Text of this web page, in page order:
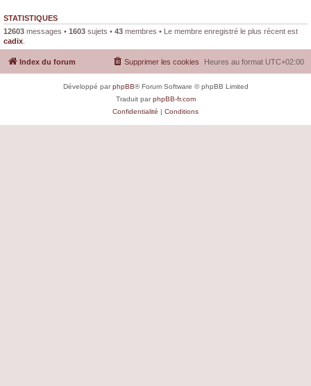
STATISTIQUES
12603 messages • 1603 sujets • 43 membres • Le membre enregistré le plus récent est
cadix
Index du forum Heures au format UTC+02:00
Supprimer les cookies
Développé parphpBB® Forum Software © phpBB Limited
Traduit parphpBB-fr.com
Confidentialité | Conditions